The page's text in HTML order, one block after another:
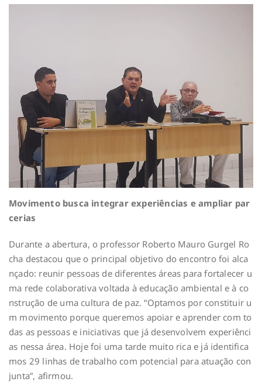
Movimento busca integrar experiências e ampliar par
cerias
Durante a abertura, o professor Roberto Mauro Gurgel Ro
cha destacou que o principal objetivo do encontro foi alca
nçado: reunir pessoas de diferentes áreas para fortalecer u
ma rede colaborativa voltada à educação ambiental e à co
nstrução de uma cultura de paz. “Optamos por constituir u
m movimento porque queremos apoiar e aprender com to
das as pessoas e iniciativas que já desenvolvem experiênci
as nessa área. Hoje foi uma tarde muito rica e já identifica
mos 29 linhas de trabalho com potencial para atuação con
junta”, afirmou.